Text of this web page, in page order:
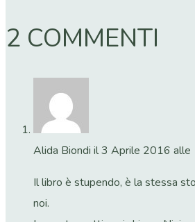
2 COMMENTI
Alida Biondi il 3 Aprile 2016 alle
Il libro è stupendo, è la stessa
noi.